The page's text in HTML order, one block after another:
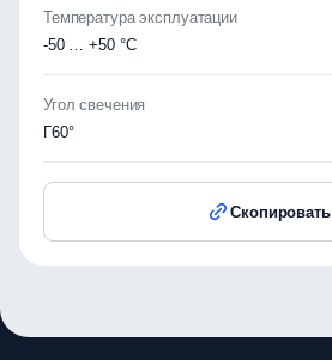
Температура эксплуатации
-50 … +50 °C
Угол свечения
Г60°
Скопировать